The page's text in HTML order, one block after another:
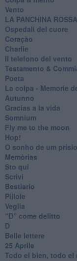
Vento
​LA PANCHINA
Ospedali del cuore
Coraçào
Charlie
Il telefono del vento
Testamento &
Poeta
​La colpa - Memorie
Autunno
Gracias a la vida
Somnium
Fly me to the moon
Hop!
O sonho de um
Memòrias
Sto qui
Scrivi
Bestiario
Pillole
Veglia
​“D” come delitto
D
Belle lettere
25 Aprile
Todo el bien, todo el